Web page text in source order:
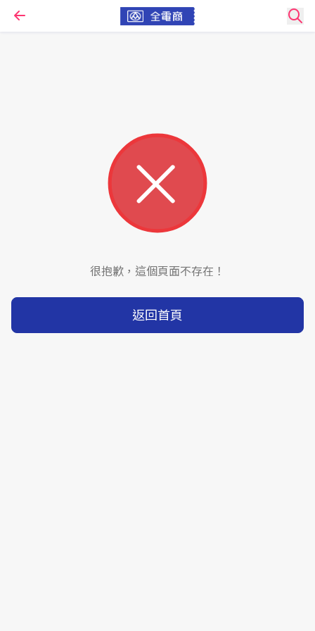
很抱歉，這個頁面不存在！
返回首頁